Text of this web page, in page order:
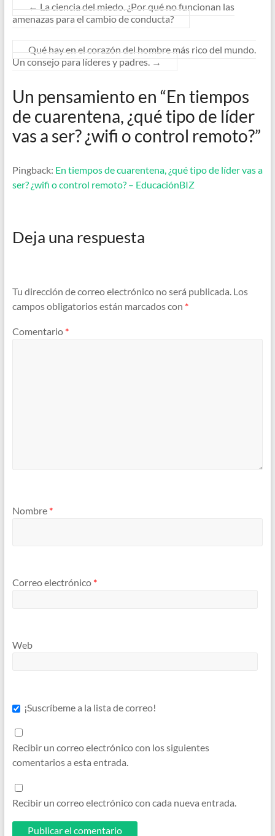
← La ciencia del miedo. ¿Por qué no funcionan las
amenazas para el cambio de conducta?
Qué hay en el corazón del hombre más rico del mundo.
Un consejo para líderes y padres. →
Un pensamiento en “En tiempos
de cuarentena, ¿qué tipo de líder
vas a ser? ¿wifi o control remoto?”
Pingback: En tiempos de cuarentena, ¿qué tipo de líder vas a
ser? ¿wifi o control remoto? – EducaciónBIZ
Deja una respuesta
Tu dirección de correo electrónico no será publicada. Los
campos obligatorios están marcados con *
Comentario *
Nombre *
Correo electrónico *
Web
¡Suscríbeme a la lista de correo!
Recibir un correo electrónico con los siguientes
comentarios a esta entrada.
Recibir un correo electrónico con cada nueva entrada.